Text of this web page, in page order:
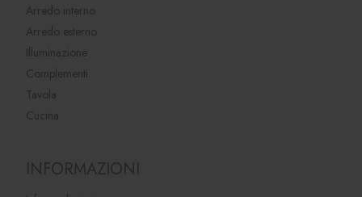
Arredo interno
Arredo esterno
Illuminazione
Complementi
Tavola
Cucina
INFORMAZIONI